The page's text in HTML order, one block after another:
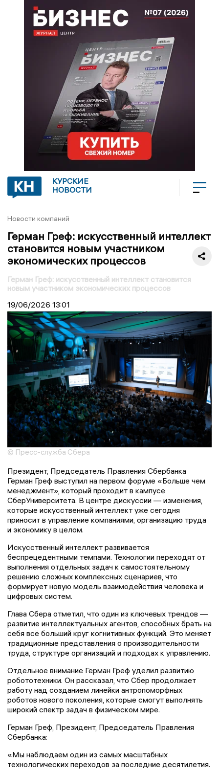
КУРСКИЕ
НОВОСТИ
Новости компаний
Герман Греф: искусственный интеллект
становится новым участником
экономических процессов
Герман Греф: искусственный интеллект становится
новым участником экономических процессов
19/06/2026 13:01
© Пресс-служба Сбера
Президент, Председатель Правления Сбербанка
Герман Греф выступил на первом форуме «Больше чем
менеджмент», который проходит в кампусе
СберУниверситета. В центре дискуссии — изменения,
которые искусственный интеллект уже сегодня
приносит в управление компаниями, организацию труда
и экономику в целом.
Искусственный интеллект развивается
беспрецедентными темпами. Технологии переходят от
выполнения отдельных задач к самостоятельному
решению сложных комплексных сценариев, что
формирует новую модель взаимодействия человека и
цифровых систем.
Глава Сбера отметил, что один из ключевых трендов —
развитие интеллектуальных агентов, способных брать на
себя всё больший круг когнитивных функций. Это меняет
традиционные представления о производительности
труда, структуре организаций и подходах к управлению.
Отдельное внимание Герман Греф уделил развитию
робототехники. Он рассказал, что Сбер продолжает
работу над созданием линейки антропоморфных
роботов нового поколения, которые смогут выполнять
широкий спектр задач в физическом мире.
Герман Греф, Президент, Председатель Правления
Сбербанка:
«Мы наблюдаем один из самых масштабных
технологических переходов за последние десятилетия.